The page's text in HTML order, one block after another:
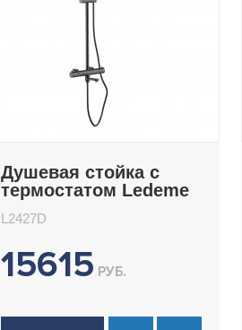
Душевая стойка с
термостатом Ledeme
L2427D
15615 РУБ.